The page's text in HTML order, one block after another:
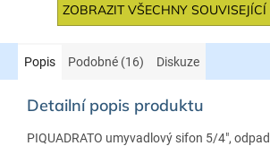
ZOBRAZIT VŠECHNY
Popis Podobné (16) Diskuze
Detailní popis produktu
PIQUADRATO umyvadlový sifon 5/4",